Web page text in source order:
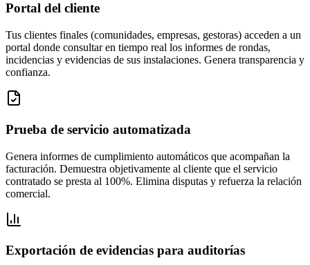
Portal del cliente
Tus clientes finales (comunidades, empresas, gestoras) acceden a un
portal donde consultar en tiempo real los informes de rondas,
incidencias y evidencias de sus instalaciones. Genera transparencia y
confianza.
Prueba de servicio automatizada
Genera informes de cumplimiento automáticos que acompañan la
facturación. Demuestra objetivamente al cliente que el servicio
contratado se presta al 100%. Elimina disputas y refuerza la relación
comercial.
Exportación de evidencias para auditorías